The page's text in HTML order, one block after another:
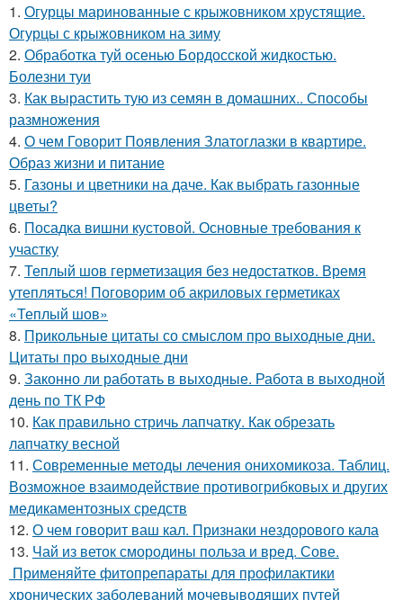
1. Огурцы маринованные с крыжовником хрустящие.
Огурцы с крыжовником на зиму
2. Обработка туй осенью Бордосской жидкостью.
Болезни туи
3. Как вырастить тую из семян в домашних.. Способы
размножения
4. О чем Говорит Появления Златоглазки в квартире.
Образ жизни и питание
5. Газоны и цветники на даче. Как выбрать газонные
цветы?
6. Посадка вишни кустовой. Основные требования к
участку
7. Теплый шов герметизация без недостатков. Время
утепляться! Поговорим об акриловых герметиках
«Теплый шов»
8. Прикольные цитаты со смыслом про выходные дни.
Цитаты про выходные дни
9. Законно ли работать в выходные. Работа в выходной
день по ТК РФ
10. Как правильно стричь лапчатку. Как обрезать
лапчатку весной
11. Современные методы лечения онихомикоза. Таблиц.
Возможное взаимодействие противогрибковых и других
медикаментозных средств
12. О чем говорит ваш кал. Признаки нездорового кала
13. Чай из веток смородины польза и вред. Сове.
Применяйте фитопрепараты для профилактики
хронических заболеваний мочевыводящих путей